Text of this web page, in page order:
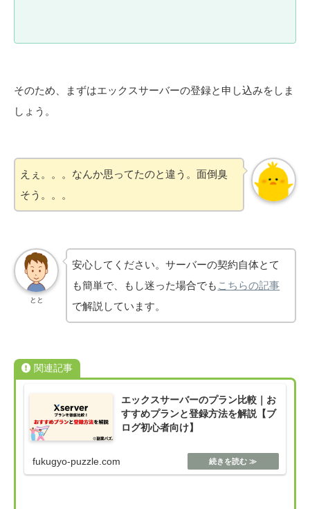
そのため、まずはエックスサーバーの登録と申し込みをしま
しょう。
えぇ。。。なんか思ってたのと違う。面倒臭
そう。。。
とと
安心してください。サーバーの契約自体とて
も簡単で、もし迷った場合でも こちらの記事
で解説しています。
関連記事
エックスサーバーのプラン比較｜お
すすめプランと登録方法を解説【ブ
ログ初心者向け】
fukugyo-puzzle.com